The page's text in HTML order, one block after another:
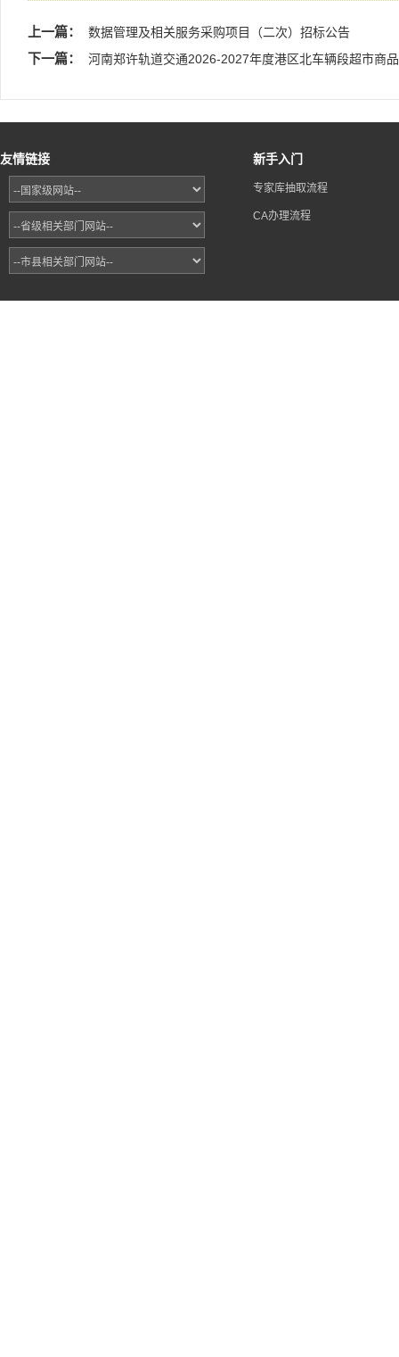
上一篇： 数据管理及相关服务采购项目（二次）招标公告
下一篇： 河南郑许轨道交通2026-2027年度港区北车辆段超市商
友情链接 新手入门
专家库抽取流程
CA办理流程